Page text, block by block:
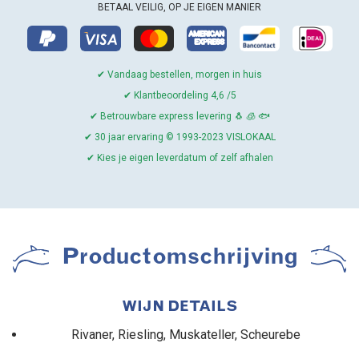
BETAAL VEILIG, OP JE EIGEN MANIER
✔ Vandaag bestellen, morgen in huis
✔ Klantbeoordeling 4,6 /5
✔ Betrouwbare express levering 🐧 🧊 🐟
✔ 30 jaar ervaring © 1993-2023 VISLOKAAL
✔ Kies je eigen leverdatum of zelf afhalen
Productomschrijving
WIJN DETAILS
Rivaner, Riesling, Muskateller, Scheurebe